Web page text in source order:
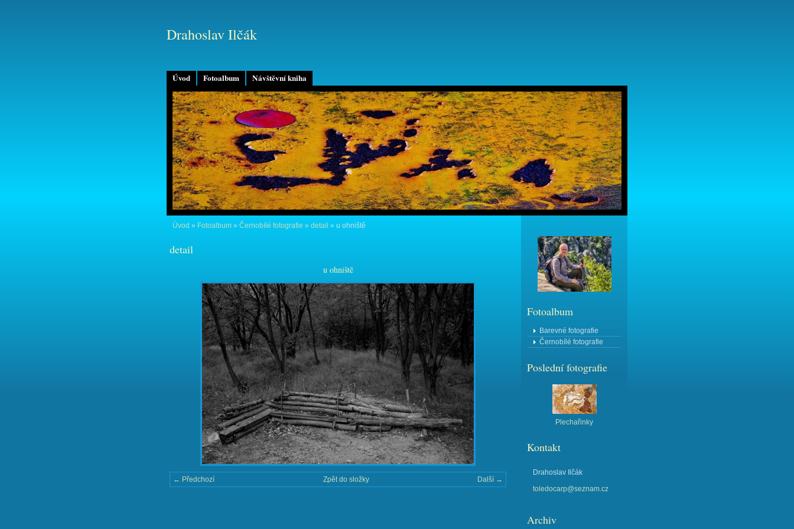
Úvod Fotoalbum Návštěvní kniha
Drahoslav Ilčák
Úvod » Fotoalbum » Černobílé fotografie » detail » u ohniště
detail
u ohniště
← Předchozí Další →
Zpět do složky
Fotoalbum
Barevné fotografie
Černobílé fotografie
Poslední fotografie
Plechařinky
Kontakt
Drahoslav Ilčák
toledocarp@seznam.cz
Archiv